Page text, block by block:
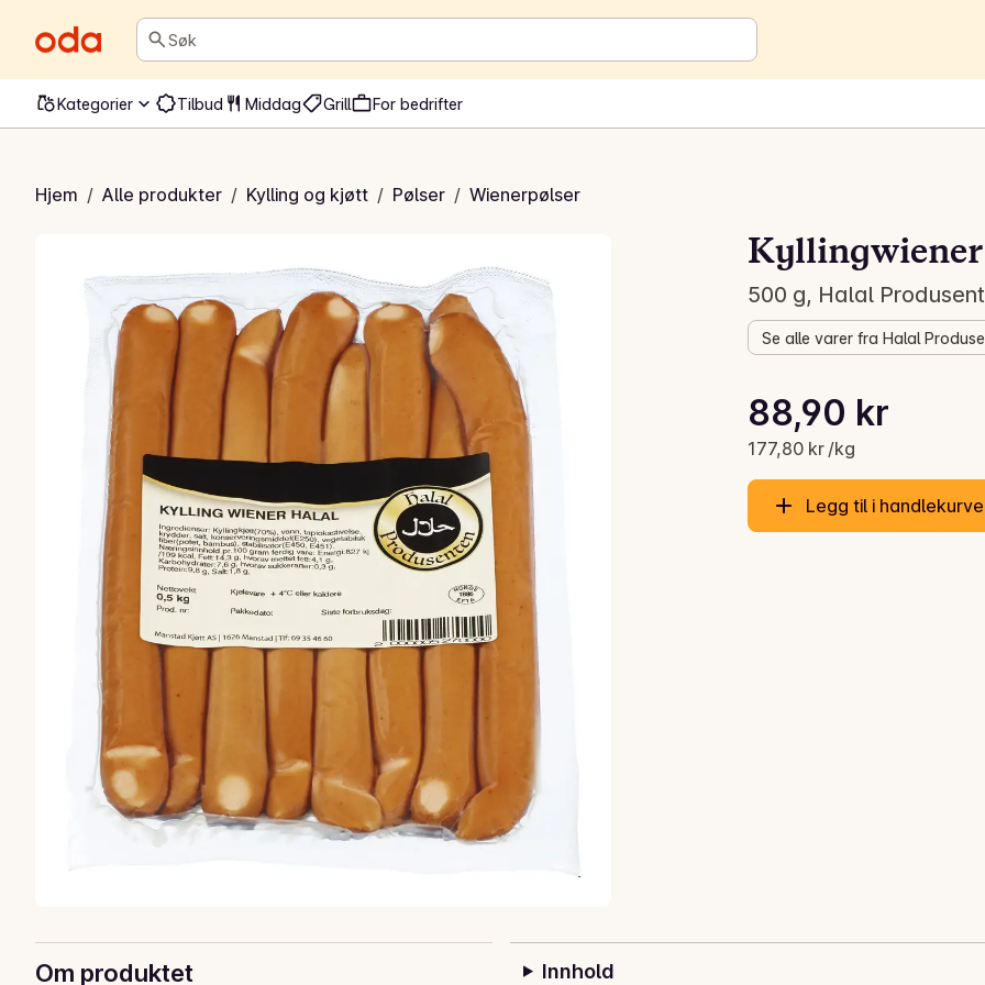
Søk
Kategorier Tilbud Middag Grill For bedrifter
Hjem / Alle produkter / Kylling og kjøtt / Pølser / Wienerpølser
halal
500 g, Halal
Se alle varer fra Halal
Gjeldende pris er: 88,90 kr
88,90 kr
177,80 kr /kg
Stykkpris: 177,80 kr /kg
Legg til i
Om produktet Innhold